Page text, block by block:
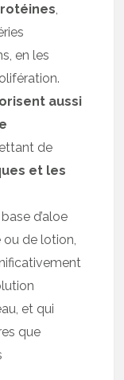
,
en les
aussi
de
et les
d’aloe
ou de lotion,
et qui
que